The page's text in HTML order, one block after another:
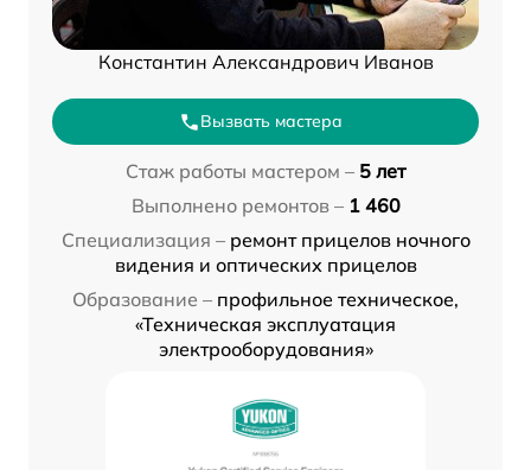
Константин Александрович Иванов
Вызвать мастера
Стаж работы мастером – 5 лет
Выполнено ремонтов – 1 460
Специализация – ремонт прицелов ночного
видения и оптических прицелов
Образование – профильное техническое,
«Техническая эксплуатация
электрооборудования»